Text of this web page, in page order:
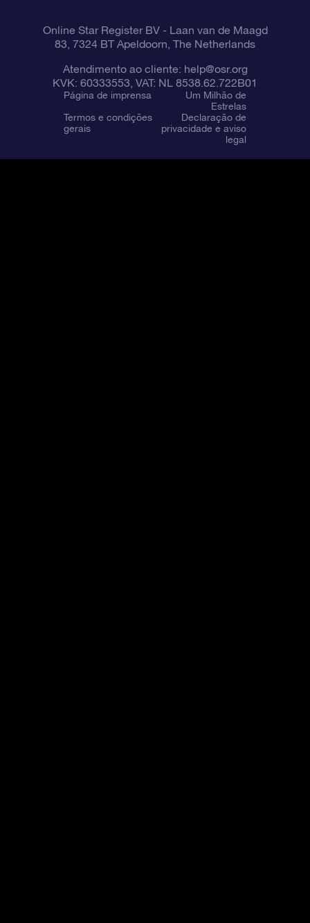
Online Star Register BV- Laan van de Maagd
83, 7324 BT Apeldoorn, The Netherlands
Atendimento ao cliente: help@osr.org
KVK: 60333553, VAT: NL 8538.62.722B01
Página de imprensa
Um Milhão de
Estrelas
Termos e condições
gerais
Declaração de
privacidade e aviso
legal